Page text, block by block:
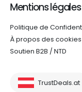
Mentions légales
Politique de
À propos des cookies
Soutien B2B / NTD
TrustDeals.at